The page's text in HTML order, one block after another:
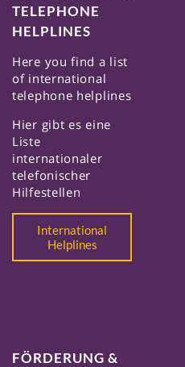
TELEPHONE
HELPLINES
Here you find a list
of international
telephone helplines
Hier gibt es eine
Liste
internationaler
telefonischer
Hilfestellen
International
Helplines
FÖRDERUNG &